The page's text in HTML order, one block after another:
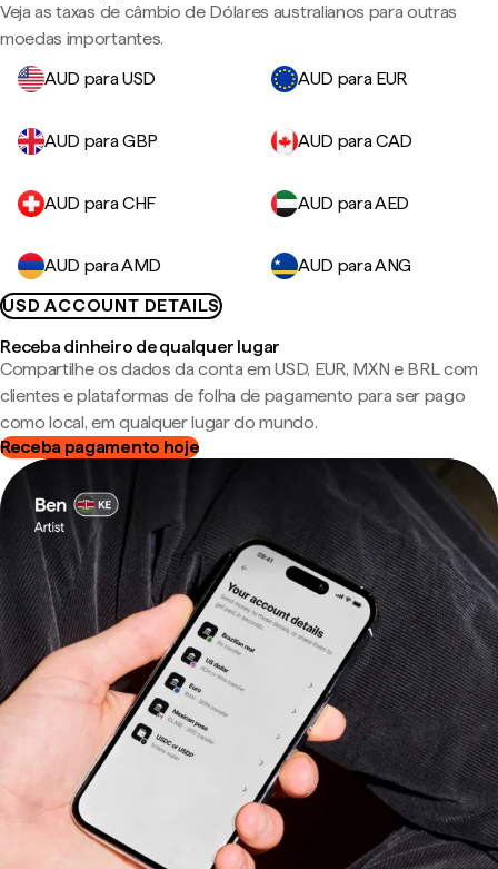
Veja as taxas de câmbio de Dólares australianos para outras
moedas importantes.
AUD para USD
AUD para EUR
AUD para GBP AUD para CAD
AUD para CHF AUD para AED
AUD para AMD
AUD para ANG
USD ACCOUNT DETAILS
Receba dinheiro de qualquer lugar
Compartilhe os dados da conta em USD, EUR, MXN e BRL com
clientes e plataformas de folha de pagamento para ser pago
como local, em qualquer lugar do mundo.
Receba pagamento hoje